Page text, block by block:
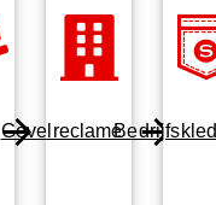
Gevelreclame